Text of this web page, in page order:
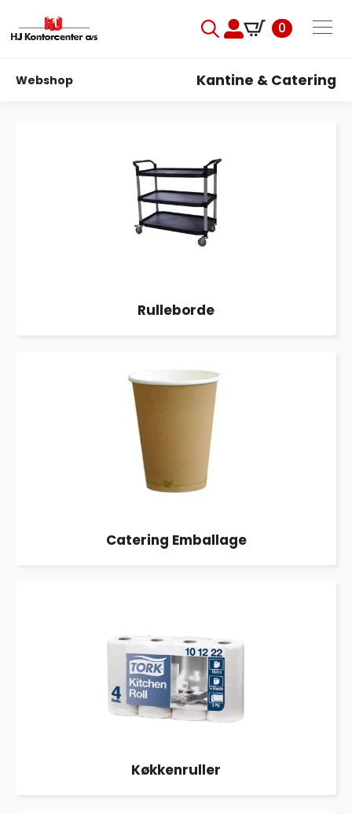
0
Webshop Kantine & Catering
Rulleborde
Catering Emballage
Køkkenruller